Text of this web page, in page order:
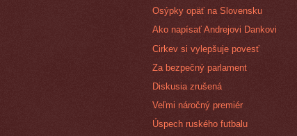
Osýpky opäť na Slovensku
Ako napísať Andrejovi Dankovi
Cirkev si vylepšuje povesť
Za bezpečný parlament
Diskusia zrušená
Veľmi náročný premiér
Úspech ruského futbalu